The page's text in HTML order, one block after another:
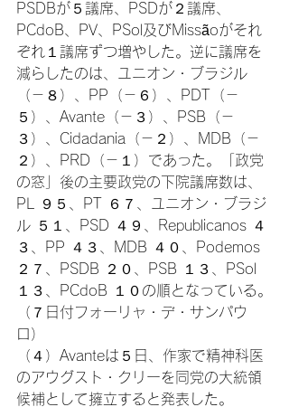
PSDBが５議席、PSDが２議席、
PCdoB、PV、PSol及びMissãoがそれ
ぞれ１議席ずつ増やした。逆に議席を
減らしたのは、ユニオン・ブラジル
（－８）、PP（－６）、PDT（－
５）、Avante（－３）、PSB（－
３）、Cidadania（－２）、MDB（－
２）、PRD（－１）であった。「政党
の窓」後の主要政党の下院議席数は、
PL ９５、PT ６７、ユニオン・ブラジ
ル ５１、PSD ４９、Republicanos ４
３、PP ４３、MDB ４０、Podemos
２７、PSDB ２０、PSB １３、PSol
１３、PCdoB １０の順となっている。
（７日付フォーリャ・デ・サンパウ
ロ）
（４）Avanteは５日、作家で精神科医
のアウグスト・クリーを同党の大統領
候補として擁立すると発表した。